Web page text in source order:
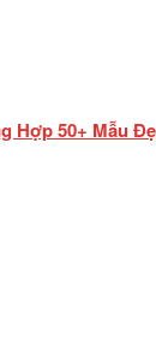
Hợp 50+ Mẫu